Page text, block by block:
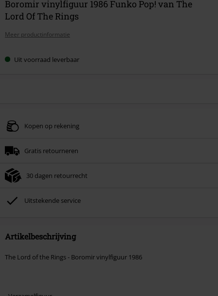
Boromir vinylfiguur 1986 Funko Pop! van The
Lord Of The Rings
Meer productinformatie
Uit voorraad leverbaar
Kopen op rekening
Gratis retourneren
30 dagen retourrecht
Uitstekende service
Artikelbeschrijving
The Lord of the Rings - Boromir vinylfiguur 1986